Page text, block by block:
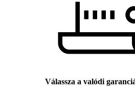
Válassza a valódi